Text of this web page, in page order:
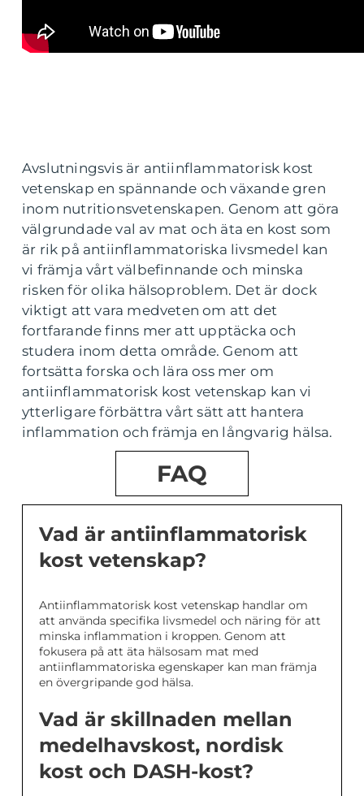
Avslutningsvis är antiinflammatorisk kost
vetenskap en spännande och växande gren
inom nutritionsvetenskapen. Genom att göra
välgrundade val av mat och äta en kost som
är rik på antiinflammatoriska livsmedel kan
vi främja vårt välbefinnande och minska
risken för olika hälsoproblem. Det är dock
viktigt att vara medveten om att det
fortfarande finns mer att upptäcka och
studera inom detta område. Genom att
fortsätta forska och lära oss mer om
antiinflammatorisk kost vetenskap kan vi
ytterligare förbättra vårt sätt att hantera
inflammation och främja en långvarig hälsa.
FAQ
Vad är antiinflammatorisk
kost vetenskap?
Antiinflammatorisk kost vetenskap handlar om
att använda specifika livsmedel och näring för att
minska inflammation i kroppen. Genom att
fokusera på att äta hälsosam mat med
antiinflammatoriska egenskaper kan man främja
en övergripande god hälsa.
Vad är skillnaden mellan
medelhavskost, nordisk
kost och DASH-kost?